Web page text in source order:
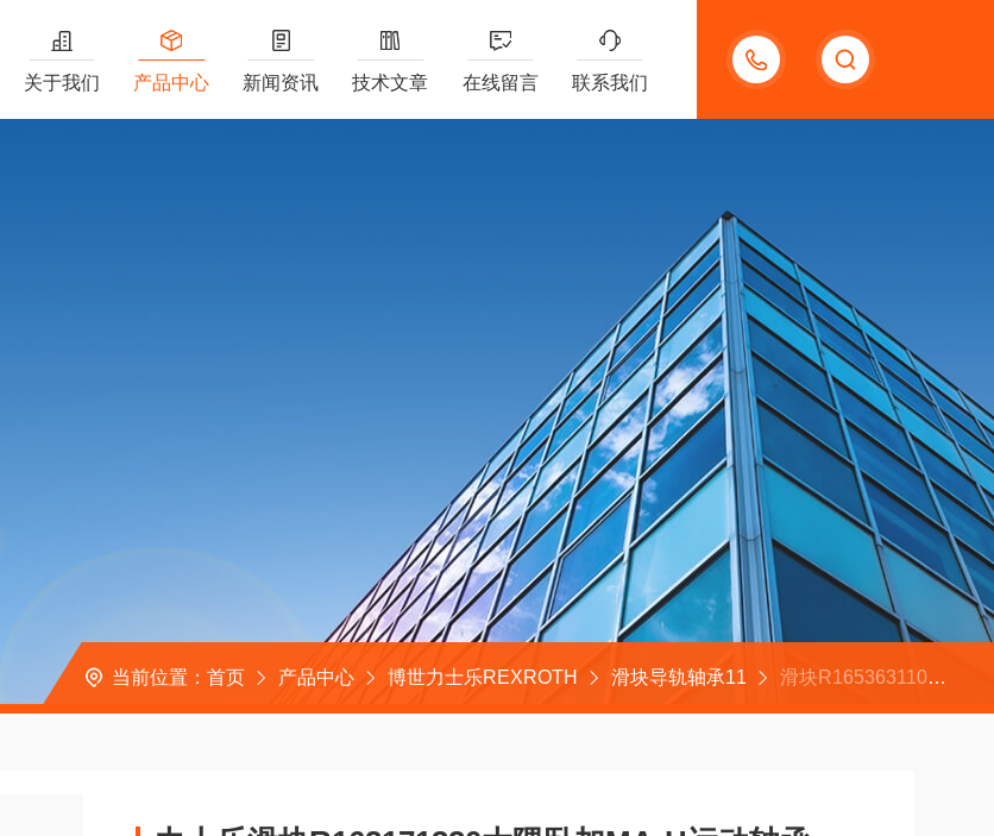
13132097161
关于我们 产品中心 新闻资讯 技术文章 在线留言 联系我们
当前位置： 首页 产品中心 博世力士乐REXROTH 滑块导轨轴承11 滑块R165363110力士乐滑块R162171320大隈卧加MA-H运动轴承